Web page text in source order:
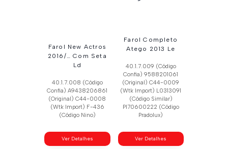
Farol New Actros
2016/… Com Seta
Ld
40.1.7.008 (Código
Confia) A9438206861
(Original) C44-0008
(Wtk Import) F-436
(Código Nino)
Ver Detalhes
Farol Completo
Atego 2013 Le
40.1.7.009 (Código
Confia) 9588201061
(Original) C44-0009
(Wtk Import) L0313091
(Código Similar)
Pl70600222 (Código
Pradolux)
Ver Detalhes